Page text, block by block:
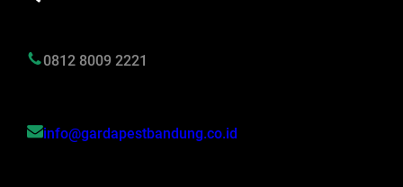
0812 8009 2221
info@gardapestbandung.co.id